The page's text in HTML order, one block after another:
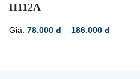
H112A
Giá: 78.000 đ – 186.000 đKhoảng